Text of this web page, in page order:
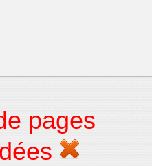
pages